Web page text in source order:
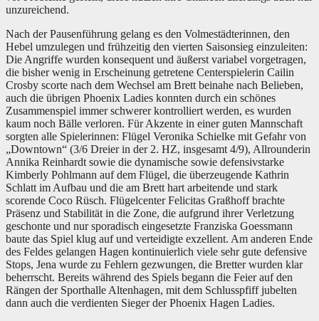
unzureichend.
Nach der Pausenführung gelang es den Volmestädterinnen, den
Hebel umzulegen und frühzeitig den vierten Saisonsieg einzuleiten:
Die Angriffe wurden konsequent und äußerst variabel vorgetragen,
die bisher wenig in Erscheinung getretene Centerspielerin Cailin
Crosby scorte nach dem Wechsel am Brett beinahe nach Belieben,
auch die übrigen Phoenix Ladies konnten durch ein schönes
Zusammenspiel immer schwerer kontrolliert werden, es wurden
kaum noch Bälle verloren. Für Akzente in einer guten Mannschaft
sorgten alle Spielerinnen: Flügel Veronika Schielke mit Gefahr von
„Downtown“ (3/6 Dreier in der 2. HZ, insgesamt 4/9), Allrounderin
Annika Reinhardt sowie die dynamische sowie defensivstarke
Kimberly Pohlmann auf dem Flügel, die überzeugende Kathrin
Schlatt im Aufbau und die am Brett hart arbeitende und stark
scorende Coco Rüsch. Flügelcenter Felicitas Graßhoff brachte
Präsenz und Stabilität in die Zone, die aufgrund ihrer Verletzung
geschonte und nur sporadisch eingesetzte Franziska Goessmann
baute das Spiel klug auf und verteidigte exzellent. Am anderen Ende
des Feldes gelangen Hagen kontinuierlich viele sehr gute defensive
Stops, Jena wurde zu Fehlern gezwungen, die Bretter wurden klar
beherrscht. Bereits während des Spiels begann die Feier auf den
Rängen der Sporthalle Altenhagen, mit dem Schlusspfiff jubelten
dann auch die verdienten Sieger der Phoenix Hagen Ladies.